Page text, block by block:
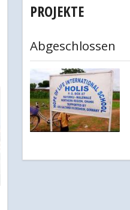
PROJEKTE
Abgeschlossen